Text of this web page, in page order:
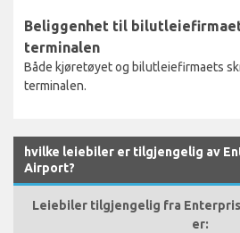
Beliggenhet til
terminalen
Både kjøretøyet og bilutleiefirmaets
terminalen.
hvilke leiebiler er tilgjengelig av
Airport?
Leiebiler tilgjengelig fra
er: